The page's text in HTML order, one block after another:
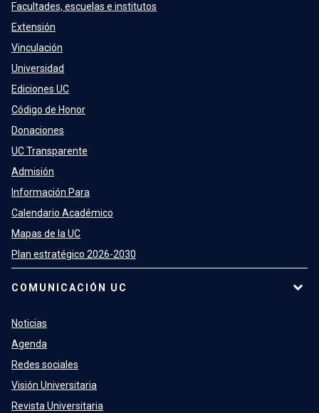
Facultades, escuelas e institutos
Extensión
Vinculación
Universidad
Ediciones UC
Código de Honor
Donaciones
UC Transparente
Admisión
Información Para
Calendario Académico
Mapas de la UC
Plan estratégico 2026-2030
COMUNICACIÓN UC
Noticias
Agenda
Redes sociales
Visión Universitaria
Revista Universitaria